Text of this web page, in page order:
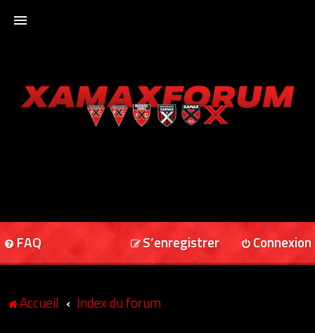
XAMAXFORUM
FAQ Connexion
S’enregistrer
Accueil Index du forum